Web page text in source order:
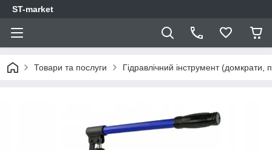
ST-market
Товари та послуги Гідравлічний інструмент (домкрати,